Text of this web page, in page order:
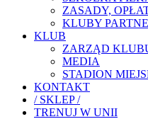
ZASADY,
KLUBY
KLUB
ZARZĄD
MEDIA
STADION
KONTAKT
/ SKLEP /
TRENUJ W UNII